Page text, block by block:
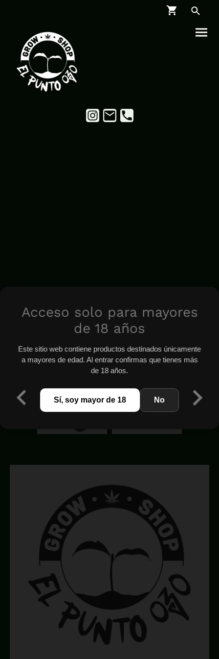
Acceso solo para mayores
de 18 años
Este sitio web contiene productos destinados únicamente
a mayores de edad. Al entrar confirmas que tienes más
de 18 años.
Sí, soy mayor de 18 No